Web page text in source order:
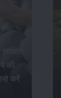
की
करें